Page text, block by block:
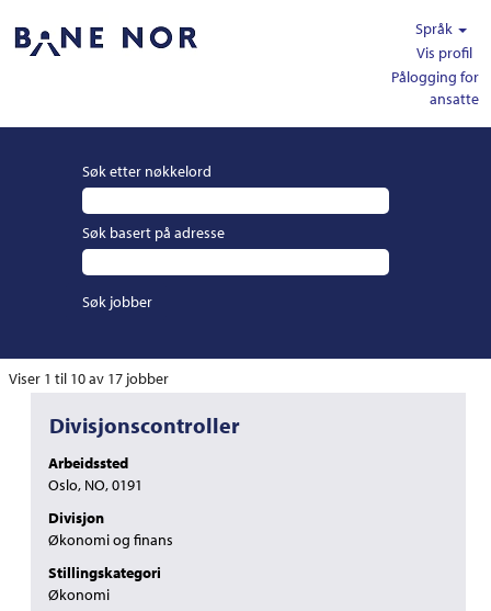
Språk
Vis profil
Pålogging for
ansatte
Søk etter nøkkelord
Søk basert på adresse
Viser 1 til 10 av 17 jobberSøkeresultater
"".
Tittel
Divisjonscontroller
Arbeidssted
Oslo, NO, 0191
Divisjon
Økonomi og finans
Stillingskategori
Økonomi
Velg
mellomromstasten
for
vise
det
fullstendige
innholdet